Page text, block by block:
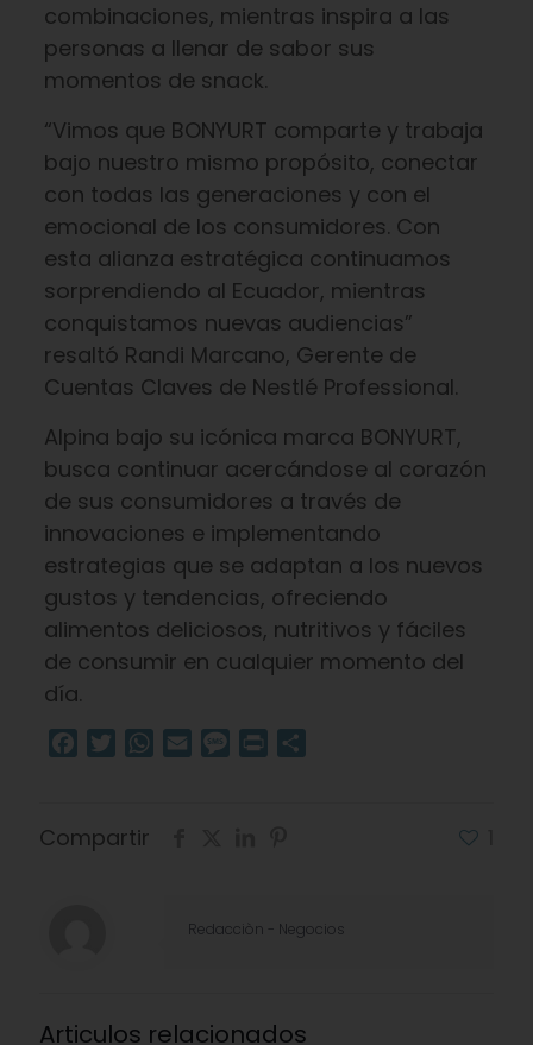
combinaciones, mientras inspira a las
personas a llenar de sabor sus
momentos de snack.
“Vimos que BONYURT comparte y trabaja
bajo nuestro mismo propósito, conectar
con todas las generaciones y con el
emocional de los consumidores. Con
esta alianza estratégica continuamos
sorprendiendo al Ecuador, mientras
conquistamos nuevas audiencias”
resaltó Randi Marcano, Gerente de
Cuentas Claves de Nestlé Professional.
Alpina bajo su icónica marca BONYURT,
busca continuar acercándose al corazón
de sus consumidores a través de
innovaciones e implementando
estrategias que se adaptan a los nuevos
gustos y tendencias, ofreciendo
alimentos deliciosos, nutritivos y fáciles
de consumir en cualquier momento del
día.
Facebook
TwitterWhatsApp
Email Message
Print
Compartir
Redacciòn - Negocios
Articulos relacionados